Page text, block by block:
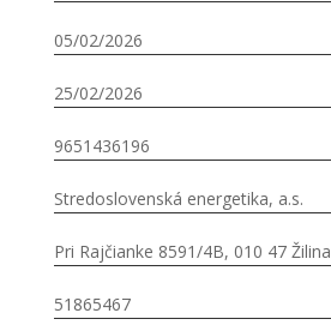
05/02/2026
25/02/2026
9651436196
Stredoslovenská energetika, a.s.
Pri Rajčianke 8591/4B, 010 47 Žilina
51865467